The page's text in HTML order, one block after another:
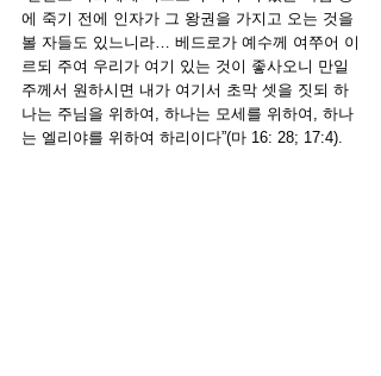
에 죽기 전에 인자가 그 왕권을 가지고 오는 것을
볼 자들도 있느니라… 베드로가 예수께 여쭈어 이
르되 주여 우리가 여기 있는 것이 좋사오니 만일
주께서 원하시면 내가 여기서 초막 셋을 짓되 하
나는 주님을 위하여, 하나는 모세를 위하여, 하나
는 엘리야를 위하여 하리이다”(마 16: 28; 17:4).